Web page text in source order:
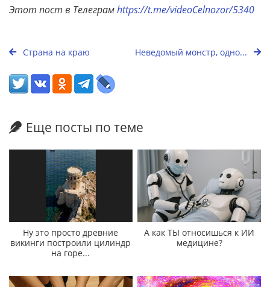
Этот пост в Телеграмhttps://t.me/videoCelnozor/5340
Страна на краю Неведомый монстр, одно...
Еще посты по теме
Ну это просто древние
викинги построили цилиндр
на горе...
А как ТЫ относишься к ИИ
медицине?